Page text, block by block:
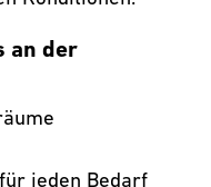
an der
jeden Bedarf